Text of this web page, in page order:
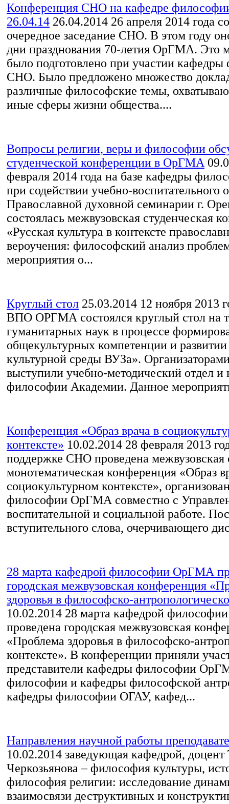
Конференция СНО на кафедре
26.04.14 26.04.2014 26 апреля 2014 года
очередное заседание СНО. В этом году
дни празднования 70-летия ОрГМА. Это
было подготовлено при участии
СНО. Было предложено множество
различные философские темы,
иные сферы жизни общества....
Вопросы религии, веры и философии
студенческой конференции в ОрГМА
февраля 2014 года на базе кафедры
при содействии учебно-воспитательного
Православной духовной семинарии г.
состоялась межвузовская студенческая
«Русская культура в контексте
вероучения: философский анализ
мероприятия о...
Круглый стол 25.03.2014 12 ноября 2013
ВПО ОРГМА состоялся круглый стол на
гуманитарных наук в процессе
общекультурных компетенции и
культурной среды ВУЗа».
выступили учебно-методический отдел и
философии Академии. Данное
Конференция «Образ врача в
контексте» 10.02.2014 28 февраля 2013
поддержке СНО проведена межвузовская
монотематическая конференция «Образ
социокультурном контексте»,
философии ОрГМА совместно с
воспитательной и социальной работе.
вступительного слова, очерчивающего
28 марта кафедрой философии ОрГМА
городская межвузовская конференция
здоровья в философско-
10.02.2014 28 марта кафедрой
проведена городская межвузовская
«Проблема здоровья в философско-
контексте». В конференции приняли
представители кафедры философии
философии и кафедры философской
кафедры философии ОГАУ, кафед...
Направления научной работы
10.02.2014 заведующая кафедрой, доцент
Черкозьянова – философия культуры,
философия религии: исследование
взаимосвязи деструктивных и